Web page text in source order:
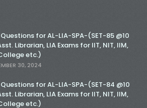
for AL-LIA-SPA-(SET-85 @10
Librarian, LIA Exams for IIT, NIT, IIM,
etc.)
30, 2024
for AL-LIA-SPA-(SET-84 @10
Librarian, LIA Exams for IIT, NIT, IIM,
etc.)